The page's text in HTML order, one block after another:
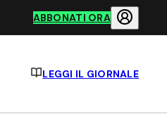
ABBONATI ORA
LEGGI IL GIORNALE